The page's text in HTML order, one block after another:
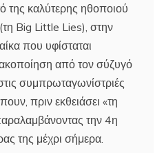
της καλύτερης ηθοποιού
(τη Big Little Lies), στην
που υφίσταται
από τον σύζυγό
συμπρωταγωνίστριές
πριν εκθειάσει «τη
την 4η
της μέχρι σήμερα.